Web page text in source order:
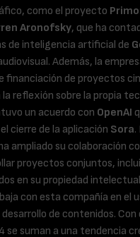
como el proyecto
Aronofsky, que ha
de inteligencia artificial de
Además, la
financiación de proyectos
la reflexión sobre la propia
un acuerdo con OpenAI
cierre de la aplicación Sora.
ha ampliado su colaboración
proyectos conjuntos,
en su propiedad
con esta compañía en el
de contenidos.
se suman a una tendencia